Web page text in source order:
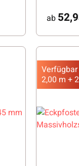
ab
2,00 m +